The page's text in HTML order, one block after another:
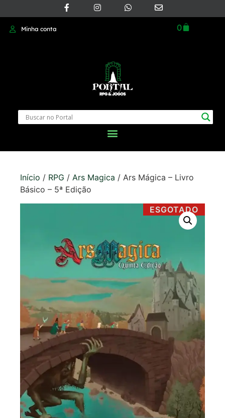
Minha conta 0
Início / RPG / Ars Magica / Ars Mágica – Livro
Básico – 5ª Edição
ESGOTADO